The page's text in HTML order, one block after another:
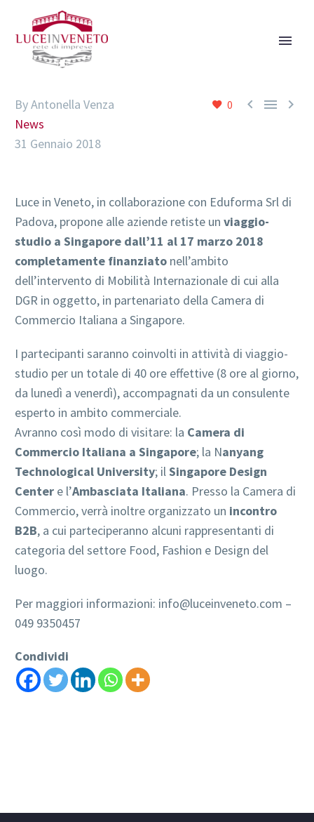
0   
By Antonella Venza
News
31 Gennaio 2018
Luce in Veneto, in collaborazione con Eduforma Srl di
Padova, propone alle aziende retiste un viaggio-
studio a Singapore dall’11 al 17 marzo 2018
completamente finanziato nell’ambito
dell’intervento di Mobilità Internazionale di cui alla
DGR in oggetto, in partenariato della Camera di
Commercio Italiana a Singapore.
I partecipanti saranno coinvolti in attività di viaggio-
studio per un totale di 40 ore effettive (8 ore al giorno,
da lunedì a venerdì), accompagnati da un consulente
esperto in ambito commerciale.
Avranno così modo di visitare: la Camera di
Commercio Italiana a Singapore; la Nanyang
Technological University; ilSingapore Design
Center e l’Ambasciata Italiana. Presso la Camera di
Commercio, verrà inoltre organizzato un incontro
B2B, a cui parteciperanno alcuni rappresentanti di
categoria del settore Food, Fashion e Design del
luogo.
Per maggiori informazioni: info@luceinveneto.com –
049 9350457
Condividi